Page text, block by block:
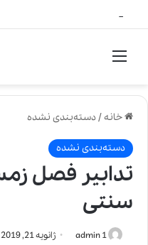
منو
خانه/دسته‌بندی نشده
دسته‌بندی نشده
تدابیر فصل
سنتی
admin 1 ژانویه 21, 2019